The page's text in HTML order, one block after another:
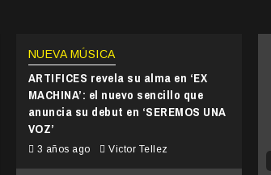
NUEVA MÚSICA
ARTIFICES revela su alma en ‘EX
MACHINA’: el nuevo sencillo que
anuncia su debut en ‘SEREMOS UNA
VOZ’
3 años ago Victor Tellez